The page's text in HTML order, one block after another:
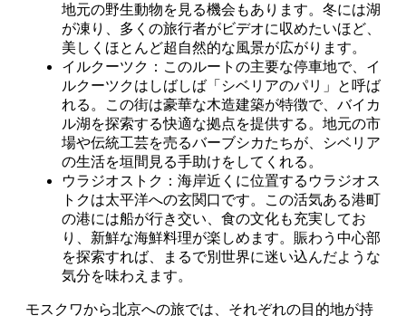
地元の野生動物を見る機会もあります。冬には湖
が凍り、多くの旅行者がビデオに収めたいほど、
美しくほとんど超自然的な風景が広がります。
イルクーツク：このルートの主要な停車地で、イ
ルクーツクはしばしば「シベリアのパリ」と呼ば
れる。この街は豪華な木造建築が特徴で、バイカ
ル湖を探索する快適な拠点を提供する。地元の市
場や伝統工芸を売るバーブシカたちが、シベリア
の生活を垣間見る手助けをしてくれる。
ウラジオストク：海岸近くに位置するウラジオス
トクは太平洋への玄関口です。この活気ある港町
の港には船が行き交い、食の文化も充実してお
り、新鮮な海鮮料理が楽しめます。賑わう中心部
を探索すれば、まるで別世界に迷い込んだような
気分を味わえます。
モスクワから北京への旅では、それぞれの目的地が持